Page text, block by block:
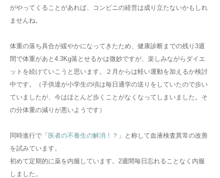
がやってくることがあれば、コンビニの経営は成り立たないかもしれ
ませんね。
体重の落ち具合が緩やかになってきたため、健康診断までの残り3週
間で体重があと4.3Kg落とせるかは微妙ですが、楽しみながらダイエ
ットを続けていこうと思います。２月からは軽い運動を加えるか検討
中です。（子供達が小学生の頃は毎日通学の送りをしていたので歩い
ていましたが、今はほとんど歩くことがなくなってしまいました。そ
の分体重の減りが悪いようです）
同時進行で「医者の不養生の解消！？ 」と称して血液検査異常の改善
を試みています。
初めて定期的に薬を内服しています。2週間毎日忘れることなく内服
しました。